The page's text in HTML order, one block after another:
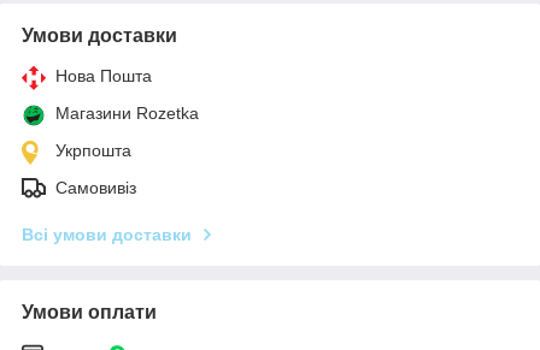
Умови доставки
Нова Пошта
Магазини Rozetka
Укрпошта
Самовивіз
Всі умови доставки
Умови оплати